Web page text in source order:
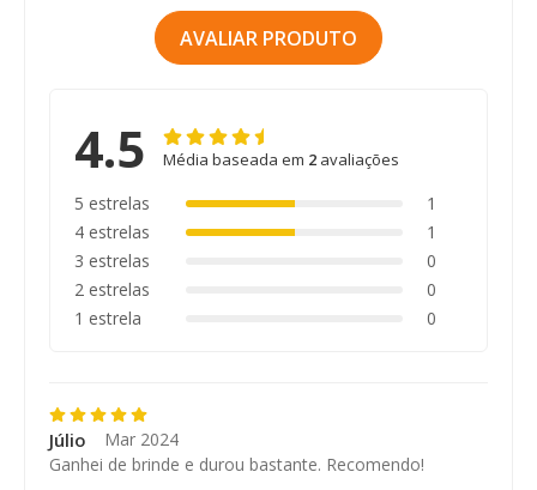
AVALIAR PRODUTO
4.5 Média baseada em 2 avaliações
5 estrelas
1
4 estrelas
1
3 estrelas
0
2 estrelas
0
1 estrela
0
Júlio
Mar 2024
Ganhei de brinde e durou bastante. Recomendo!